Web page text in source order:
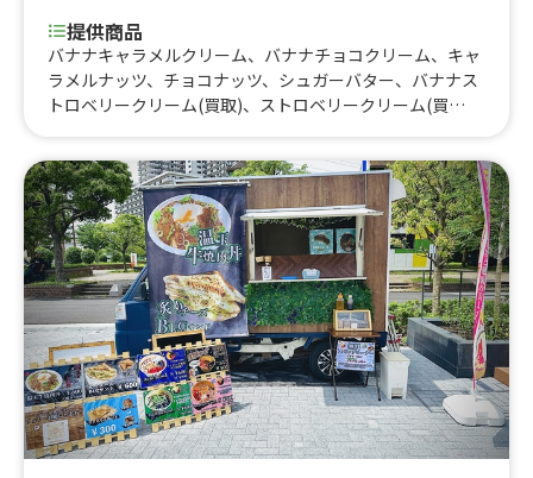
提供商品
バナナキャラメルクリーム、バナナチョコクリーム、キャ
ラメルナッツ、チョコナッツ、シュガーバター、バナナス
トロベリークリーム(買取)、ストロベリークリーム(買
(買取)、ブラウニーチョコクリーム(買取)、クレープ(10
月〜)、バナナキャラメルクリームクレープ、バナナチョ
コクリームクレープ、ブラウニーチョコクリームクレー
プ、クレープ(5/1〜)、かき氷(シェイブアイス)